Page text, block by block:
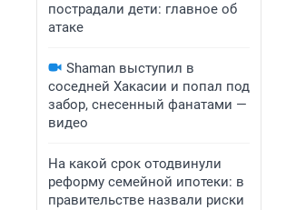
пострадали дети: главное об
атаке
Shaman выступил в
соседней Хакасии и попал под
забор, снесенный фанатами —
видео
На какой срок отодвинули
реформу семейной ипотеки: в
правительстве назвали риски